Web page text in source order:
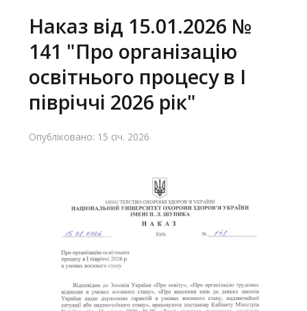
Головна
Навчання
Структура
Діяльність
Наказ від 15.01.2026 №
141 "Про організацію
освітнього процесу в І
півріччі 2026 рік"
Опубліковано: 15 січ. 2026